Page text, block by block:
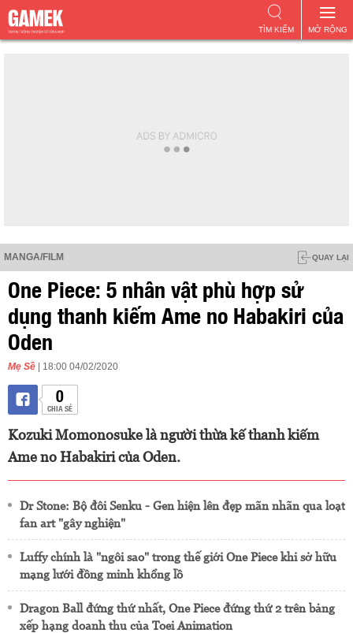
MỞ RỘNG
TÌM KIẾM
MANGA/FILM QUAY LẠI
One Piece: 5 nhân vật phù hợp sử
dụng thanh kiếm Ame no Habakiri của
Oden
Mẹ Sề | 18:00 04/02/2020
0
CHIA SẺ
Kozuki Momonosuke là người thừa kế thanh kiếm
Ame no Habakiri của Oden.
Dr Stone: Bộ đôi Senku - Gen hiện lên đẹp mãn nhãn qua loạt
fan art "gây nghiện"
Luffy chính là "ngôi sao" trong thế giới One Piece khi sở hữu
mạng lưới đồng minh khổng lồ
Dragon Ball đứng thứ nhất, One Piece đứng thứ 2 trên bảng
xếp hạng doanh thu của Toei Animation